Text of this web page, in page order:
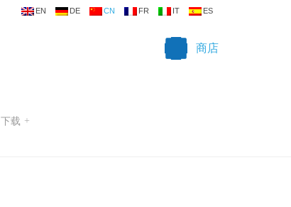
EN DE CN FR IT ES
商店
下载 +